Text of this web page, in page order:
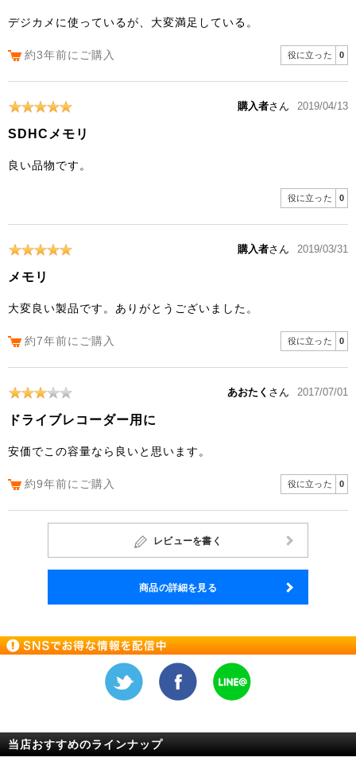
デジカメに使っているが、大変満足している。
約3年前にご購入 役に立った 0
購入者さん 2019/04/13
SDHCメモリ
良い品物です。
役に立った 0
購入者さん 2019/03/31
メモリ
大変良い製品です。ありがとうございました。
約7年前にご購入 役に立った 0
あおたく さん 2017/07/01
ドライブレコーダー用に
安価でこの容量なら良いと思います。
約9年前にご購入 役に立った 0
レビューを書く
商品の詳細を見る
当店おすすめのラインナップ